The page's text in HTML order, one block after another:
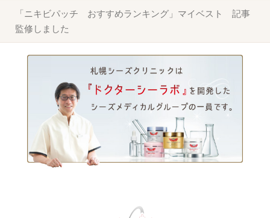
「ニキビパッチ おすすめランキング」マイベスト 記事
監修しました